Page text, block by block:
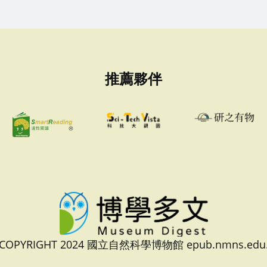
推薦夥伴
2024 國立自然科學博物館